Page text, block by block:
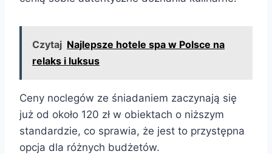
Czytaj Najlepsze hotele spa w Polsce na
relaks i luksus
Ceny noclegów ze śniadaniem zaczynają się
już od około 120 zł w obiektach o niższym
standardzie, co sprawia, że jest to przystępna
opcja dla różnych budżetów.